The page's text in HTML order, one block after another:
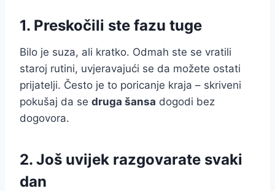
1. Preskočili ste fazu tuge
Bilo je suza, ali kratko. Odmah ste se vratili
staroj rutini, uvjeravajući se da možete ostati
prijatelji. Često je to poricanje kraja – skriveni
pokušaj da se druga šansa dogodi bez
dogovora.
2. Još uvijek razgovarate svaki
dan